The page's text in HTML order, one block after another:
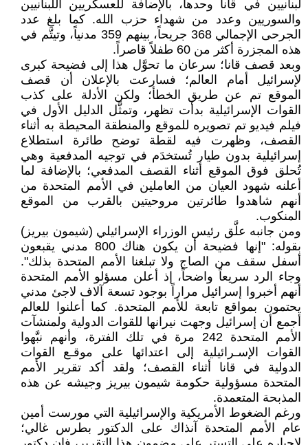
لبنانيين في قانا وحدها، بالإضافة للعسكريين اللبنانيين
والسوريين وعدد من شهداء حزب الله. كما بلغ عدد
الجرحى الإجمالي 368 جريحاً، بينهم 359 مدنياً، وتيتَّم في
هذه المجزرة أكثر من 60 طفلاً قاصراً.
وبعد قصف قانا؛ سرعان ما تحوَّل هذا إلى فضيحة كبرى
لإسرائيل أمام العالم؛ فسارعت بالإعلان أن قصف
الموقع تم عن طريق الخطأ؛ ولكن الأدلة على كذب
القوات الإسرائيلية بدأت تظهر، وتمثَّل الدليل الأول في
فيلم فيديو تم تصويره للموقع والمنطقة المحيطة به أثناء
القصف، وظهرت فيه لقطة توضح طائرة استطلاع
إسرائيلية بدون طيار تُستخدَم في توجيه المدفعية وهي
تُحلق فوق الموقع أثناء القصف المدفعي؛ بالإضافة لما
أعلنه شهود العيان من العاملين في الأمم المتحدة من
أنهم شاهدوا طائرتين مروحيتين بالقرب من الموقع
المنكوب.
ومن جانبه علَّق رئيس الوزراء الإسرائيلي (شيمون بيريز)
بقوله: "إنها فضيحة أن يكون هناك 800 مدني يقبعون
أسفل سقف من الصاج ولا تبلغنا الأمم المتحدة بذلك".
وجاء الرد سريعاً واضحاً، إذ أعلن مسؤلو الأمم المتحدة
أنهم أخبروا إسرائيل مراراً بوجود تسعة آلاف لاجئ مدني
يحتمون بمواقع تابعة للأمم المتحدة. كما أعلنوا للعالم
أجمع أن إسرائيل وجهت نيرانها للقوات الدولية ولمنشآت
الأمم المتحدة 242 مرة في تلك الفترة، وأنهم نبَّهوا
القوات الإسـرائيلية إلى اعتدائها على موقـع القوات
الدولية في قانا أثناء القصف؛ ولقد أكد تقرير الأمم
المتحدة مسؤولية حكومة شيمون بيريز وجيشه عن هذه
المذبحة المتعمدة.
ورغم الضغوط الأمريكية والإسرائيلية التي مورست أمين
عام الأمم المتحدة آنذاك على الدكتور بطرس غالي؛